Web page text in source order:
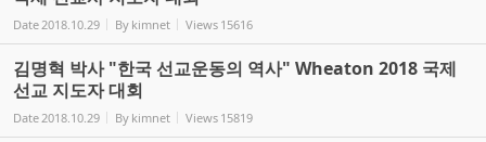
Date2018.10.29 By kimnet Views 15616
김명혁 박사 "한국 선교운동의 역사" Wheaton 2018 국제
선교 지도자 대회
Date2018.10.29 By kimnet Views 15819